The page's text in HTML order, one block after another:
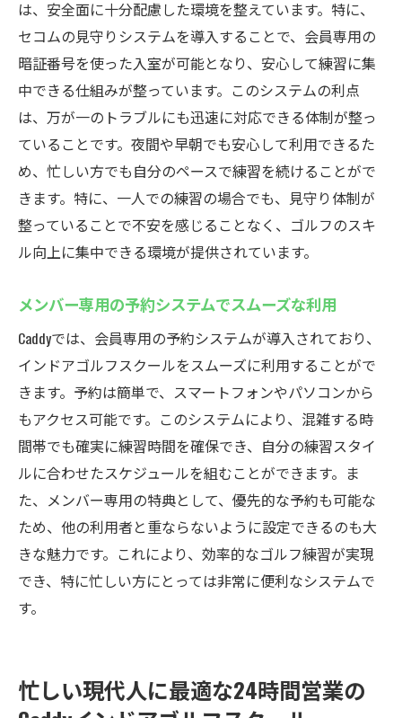
安心して練習できる見守り体制
セキュリティが充実した施設で快適な練習
会員専用のセキュリティシステムを採用
安全面を考慮した24時間営業の強み
安心のセコムサポートで快適なゴルフライ
フ
厚木市鳶尾のCaddyでゴルフライフを豊かにする
インドアゴルフスクール
厚木市鳶尾で楽しむインドアゴルフの新ス
Caddyで見つけるゴルフの新しい楽しさ
同じ目標を持つ仲間と出会う機会
ゴルフライフを豊かにする多彩なプログラ
シミュレーションゴルフで新たなスキルを
発見
厚木市でのゴルフライフを満喫しよう
は、安全面に十分配慮した環境を整えています。特に、
セコムの見守りシステムを導入することで、会員専用の
暗証番号を使った入室が可能となり、安心して練習に集
中できる仕組みが整っています。このシステムの利点
は、万が一のトラブルにも迅速に対応できる体制が整っ
ていることです。夜間や早朝でも安心して利用できるた
め、忙しい方でも自分のペースで練習を続けることがで
きます。特に、一人での練習の場合でも、見守り体制が
整っていることで不安を感じることなく、ゴルフのスキ
ル向上に集中できる環境が提供されています。
メンバー専用の予約システムでスムーズな利用
Caddyでは、会員専用の予約システムが導入されており、
インドアゴルフスクールをスムーズに利用することがで
きます。予約は簡単で、スマートフォンやパソコンから
もアクセス可能です。このシステムにより、混雑する時
間帯でも確実に練習時間を確保でき、自分の練習スタイ
ルに合わせたスケジュールを組むことができます。ま
た、メンバー専用の特典として、優先的な予約も可能な
ため、他の利用者と重ならないように設定できるのも大
きな魅力です。これにより、効率的なゴルフ練習が実現
でき、特に忙しい方にとっては非常に便利なシステムで
す。
忙しい現代人に最適な24時間営業の